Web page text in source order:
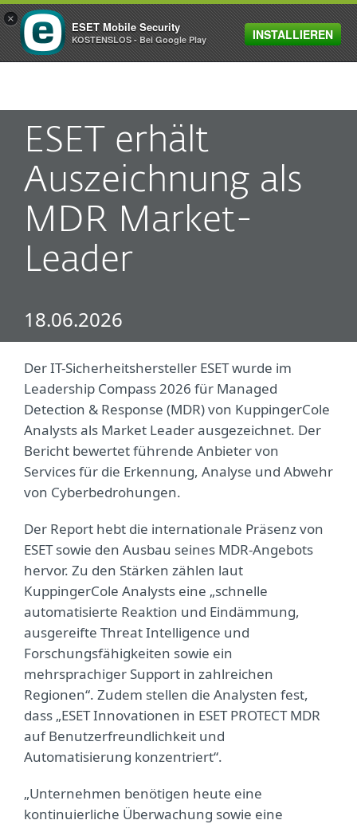
MENU
ESET erhält
Auszeichnung als
MDR Market-
Leader
18.06.2026
Der IT-Sicherheitshersteller ESET wurde im
Leadership Compass 2026 für Managed
Detection & Response (MDR) von KuppingerCole
Analysts als Market Leader ausgezeichnet. Der
Bericht bewertet führende Anbieter von
Services für die Erkennung, Analyse und Abwehr
von Cyberbedrohungen.
Der Report hebt die internationale Präsenz von
ESET sowie den Ausbau seines MDR-Angebots
hervor. Zu den Stärken zählen laut
KuppingerCole Analysts eine „schnelle
automatisierte Reaktion und Eindämmung,
ausgereifte Threat Intelligence und
Forschungsfähigkeiten sowie ein
mehrsprachiger Support in zahlreichen
Regionen“. Zudem stellen die Analysten fest,
dass „ESET Innovationen in ESET PROTECT MDR
auf Benutzerfreundlichkeit und
Automatisierung konzentriert“.
„Unternehmen benötigen heute eine
kontinuierliche Überwachung sowie eine
×
ESET Mobile Security
KOSTENSLOS - Bei Google Play INSTALLIEREN